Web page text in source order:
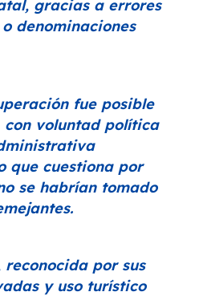
gracias a errores
denominaciones
fue posible
con voluntad política
que cuestiona por
se habrían tomado
reconocida por sus
y uso turístico